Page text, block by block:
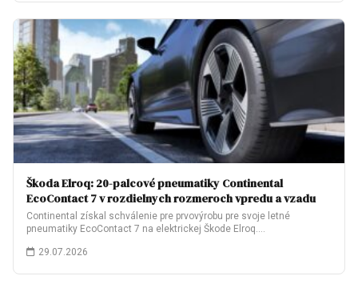
Škoda Elroq: 20-palcové pneumatiky Continental
EcoContact 7 v rozdielnych rozmeroch vpredu a vzadu
Continental získal schválenie pre prvovýrobu pre svoje letné
pneumatiky EcoContact 7 na elektrickej Škode Elroq.…
29.07.2026